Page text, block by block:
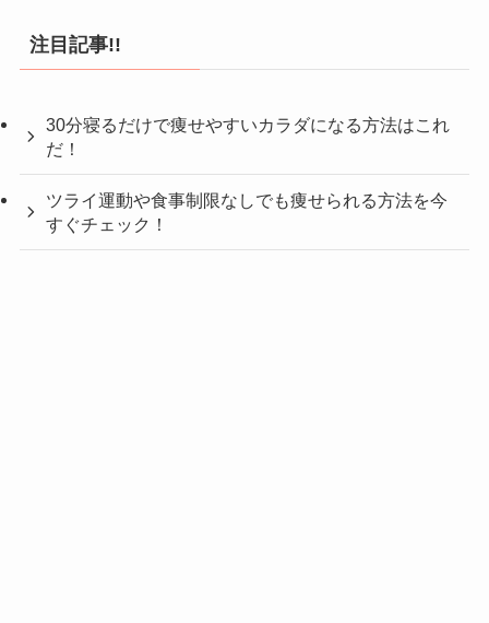
注目記事!!
30分寝るだけで痩せやすいカラダになる方法はこれ
だ！
ツライ運動や食事制限なしでも痩せられる方法を今
すぐチェック！